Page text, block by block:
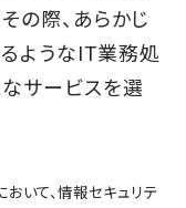
の際、あらかじ
ようなIT業務処
サービスを選
いて、情報セキュリテ